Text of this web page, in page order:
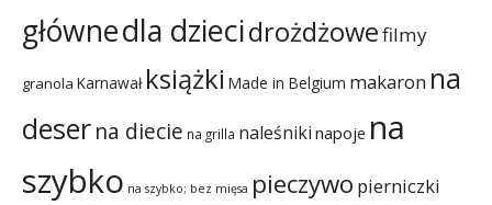
głównedla dziecidrożdżowefilmy
granola Karnawał książki Made in Belgium makaron na
deserna diecie na grilla naleśniki napoje na
szybko na szybko; bez mięsa pieczywo pierniczki